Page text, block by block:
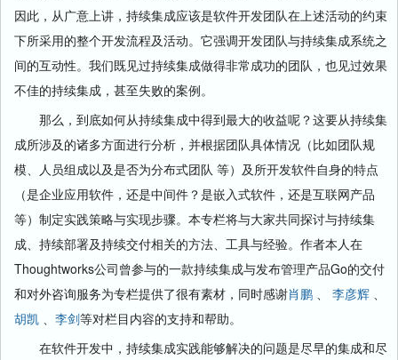
因此，从广意上讲，持续集成应该是软件开发团队在上述活动的约束
下所采用的整个开发流程及活动。它强调开发团队与持续集成系统之
间的互动性。我们既见过持续集成做得非常成功的团队，也见过效果
不佳的持续集成，甚至失败的案例。
那么，到底如何从持续集成中得到最大的收益呢？这要从持续集
成所涉及的诸多方面进行分析，并根据团队具体情况（比如团队规
模、人员组成以及是否为分布式团队 等）及所开发软件自身的特点
（是企业应用软件，还是中间件？是嵌入式软件，还是互联网产品
等）制定实践策略与实现步骤。本专栏将与大家共同探讨与持续集
成、持续部署及持续交付相关的方法、工具与经验。作者本人在
Thoughtworks公司曾参与的一款持续集成与发布管理产品Go的交付
和对外咨询服务为专栏提供了很有素材，同时感谢肖鹏 、 李彦辉 、
胡凯 、 李剑等对栏目内容的支持和帮助。
在软件开发中，持续集成实践能够解决的问题是尽早的集成和尽